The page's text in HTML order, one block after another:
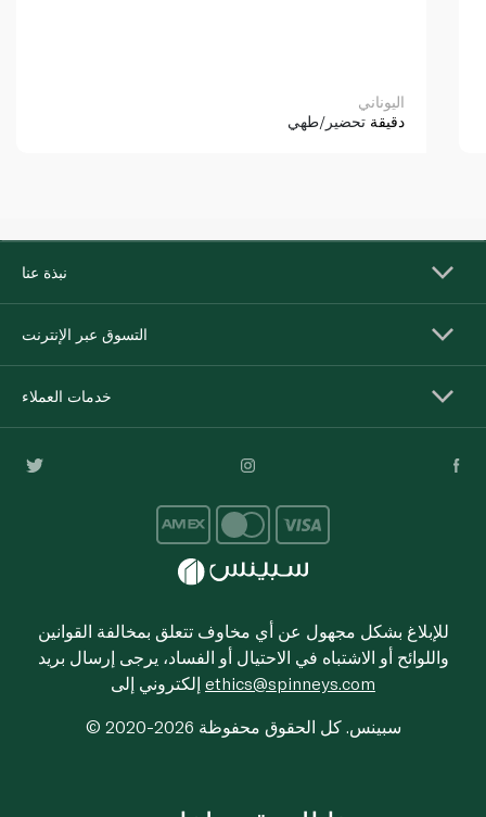
اليوناني
دقيقة تحضير/طهي
نبذة عنا
التسوق عبر الإنترنت
خدمات العملاء
للإبلاغ بشكل مجهول عن أي مخاوف تتعلق بمخالفة القوانين
واللوائح أو الاشتباه في الاحتيال أو الفساد، يرجى إرسال بريد
ethics@spinneys.com
© 2020-2026 سبينس. كل الحقوق محفوظة